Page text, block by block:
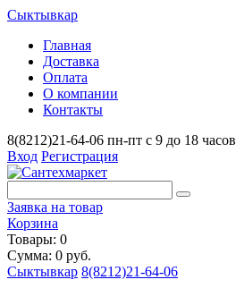
Сыктывкар
Главная
Доставка
Оплата
О компании
Контакты
8(8212)21-64-06 пн-пт с 9 до 18 часов
Вход Регистрация
Заявка на товар
Корзина
Товары: 0
Сумма: 0 руб.
Сыктывкар 8(8212)21-64-06